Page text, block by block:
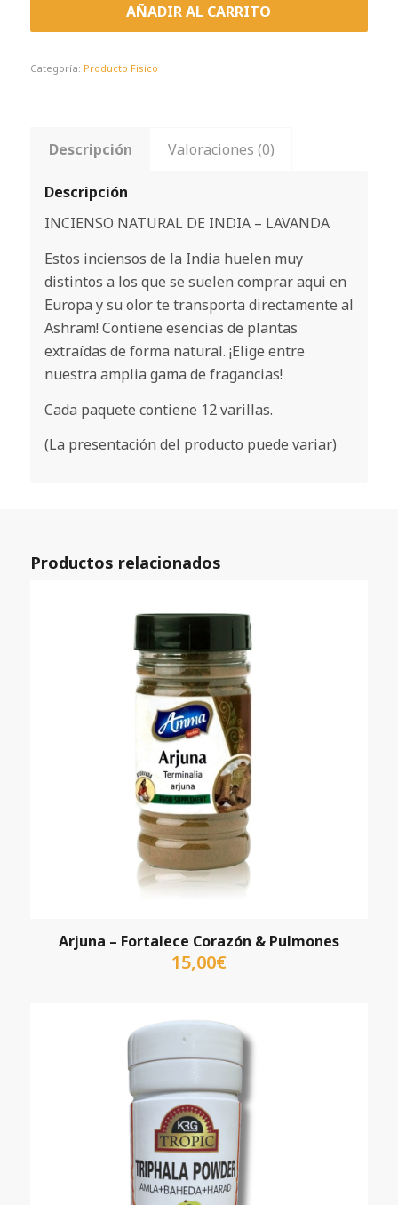
AÑADIR AL CARRITO
Categoría: Producto Fisico
Descripción Valoraciones (0)
Descripción
INCIENSO NATURAL DE INDIA – LAVANDA
Estos inciensos de la India huelen muy
distintos a los que se suelen comprar aqui en
Europa y su olor te transporta directamente al
Ashram! Contiene esencias de plantas
extraídas de forma natural. ¡Elige entre
nuestra amplia gama de fragancias!
Cada paquete contiene 12 varillas.
(La presentación del producto puede variar)
Productos relacionados
Arjuna – Fortalece Corazón & Pulmones
15,00€